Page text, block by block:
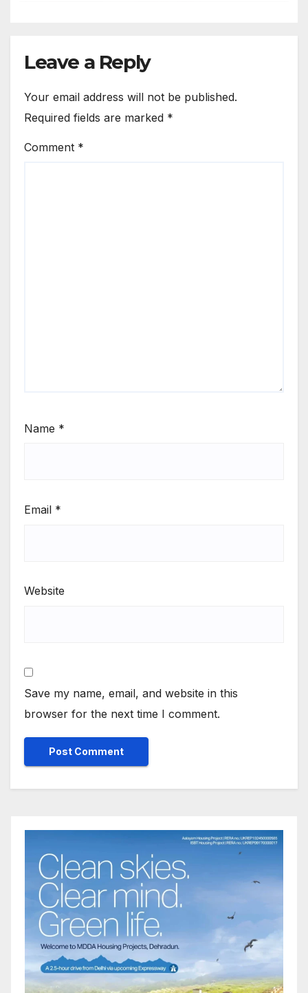
Leave a Reply
Your email address will not be published.
Required fields are marked *
Comment *
Name *
Email *
Website
Save my name, email, and website in this
browser for the next time I comment.